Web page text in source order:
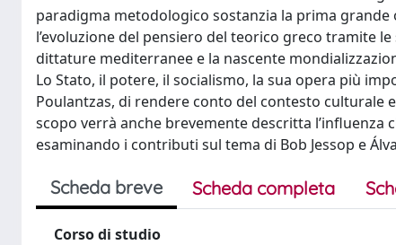
paradigma metodologico sostanzia la prima
l’evoluzione del pensiero del teorico greco tramite
dittature mediterranee e la nascente
Lo Stato, il potere, il socialismo, la sua opera più
Poulantzas, di rendere conto del contesto culturale
scopo verrà anche brevemente descritta l’influenza
esaminando i contributi sul tema di Bob Jessop e
Scheda breve Scheda completa
Corso di studio